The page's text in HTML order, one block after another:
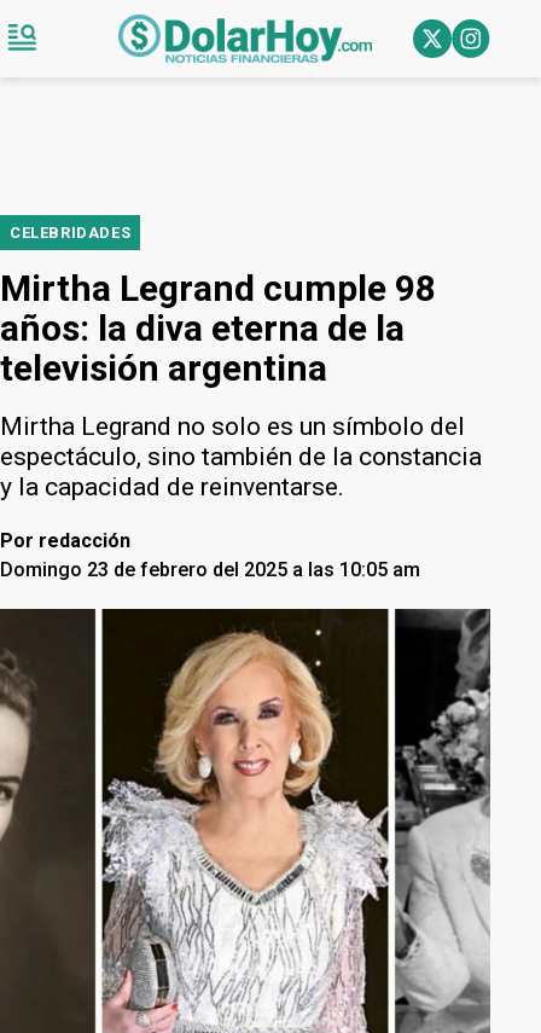
CELEBRIDADES
Mirtha Legrand cumple 98
años: la diva eterna de la
televisión argentina
Mirtha Legrand no solo es un símbolo del
espectáculo, sino también de la constancia
y la capacidad de reinventarse.
Por redacción
Domingo 23 de febrero del 2025 a las 10:05 am